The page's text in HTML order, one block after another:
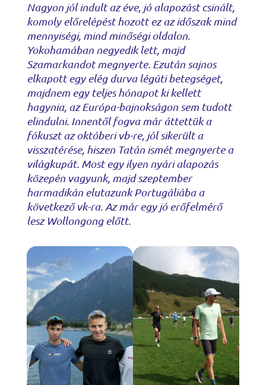
Nagyon jól indult az éve, jó alapozást csinált,
komoly előrelépést hozott ez az időszak mind
mennyiségi, mind minőségi oldalon.
Yokohamában negyedik lett, majd
Szamarkandot megnyerte. Ezután sajnos
elkapott egy elég durva légúti betegséget,
majdnem egy teljes hónapot ki kellett
hagynia, az Európa-bajnokságon sem tudott
elindulni. Innentől fogva már áttettük a
fókuszt az októberi vb-re, jól sikerült a
visszatérése, hiszen Tatán ismét megnyerte a
világkupát. Most egy ilyen nyári alapozás
közepén vagyunk, majd szeptember
harmadikán elutazunk Portugáliába a
következő vk-ra. Az már egy jó erőfelmérő
lesz Wollongong előtt.